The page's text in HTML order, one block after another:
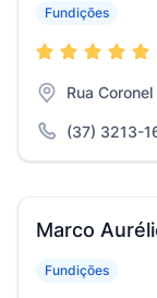
Fundições
Rua
(37) 3213-
Marco
Fundições